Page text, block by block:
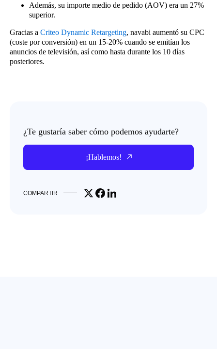
¿Te gustaría saber cómo podemos ayudarte?
¡Hablemos!
COMPARTIR Share on X
Share on Facebook
Share on LinkedIn
Además, su importe medio de pedido (AOV) era un 27%
superior.
Gracias a Criteo Dynamic Retargeting, navabi aumentó su CPC
(coste por conversión) en un 15-20% cuando se emitían los
anuncios de televisión, así como hasta durante los 10 días
posteriores.